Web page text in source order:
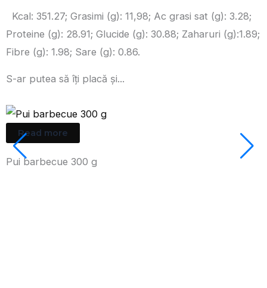
Kcal: 351.27; Grasimi (g): 11,98; Ac grasi sat (g): 3.28;
Proteine (g): 28.91; Glucide (g): 30.88; Zaharuri (g):1.89;
Fibre (g): 1.98; Sare (g): 0.86.
S-ar putea să îți placă și...
Read more
Pui barbecue 300 g